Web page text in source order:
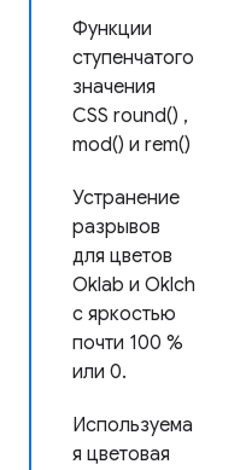
Функции
ступенчатого
значения
CSS round() ,
mod() и rem()
Устранение
разрывов
для цветов
Oklab и Oklch
с яркостью
почти 100 %
или 0.
Используема
я цветовая